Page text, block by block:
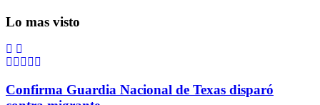
Lo mas visto
Confirma Guardia Nacional de Texas disparó